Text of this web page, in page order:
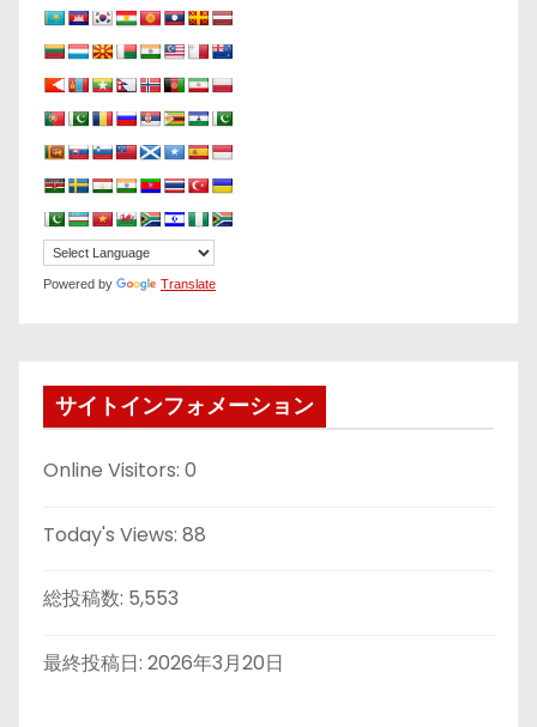
Powered by Translate
サイトインフォメーション
Online Visitors: 0
Today's Views: 88
総投稿数: 5,553
最終投稿日: 2026年3月20日